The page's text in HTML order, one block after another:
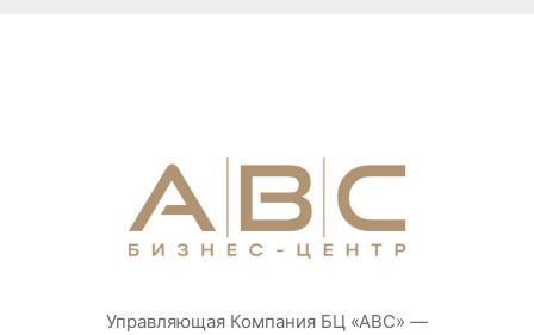
Управляющая Компания БЦ «АВС» —